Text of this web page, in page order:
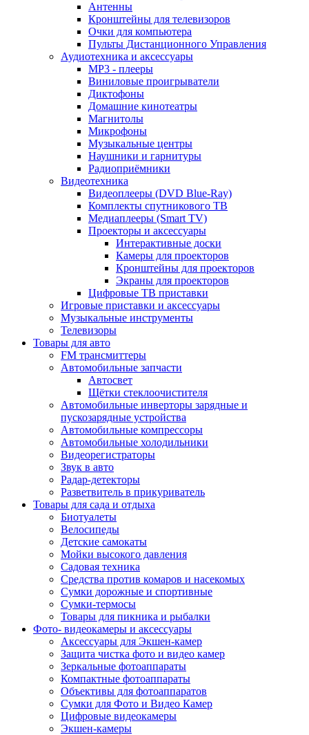
Антенны
Кронштейны для телевизоров
Очки для компьютера
Пульты Дистанционного Управления
Аудиотехника и аксессуары
MP3 - плееры
Виниловые проигрыватели
Диктофоны
Домашние кинотеатры
Магнитолы
Микрофоны
Музыкальные центры
Наушники и гарнитуры
Радиоприёмники
Видеотехника
Видеоплееры (DVD Blue-Ray)
Комплекты спутникового ТВ
Медиаплееры (Smart TV)
Проекторы и аксессуары
Интерактивные доски
Камеры для проекторов
Кронштейны для проекторов
Экраны для проекторов
Цифровые ТВ приставки
Игровые приставки и аксессуары
Музыкальные инструменты
Телевизоры
Товары для авто
FM трансмиттеры
Автомобильные запчасти
Автосвет
Щётки стеклоочистителя
Автомобильные инверторы зарядные и
пускозарядные устройства
Автомобильные компрессоры
Автомобильные холодильники
Видеорегистраторы
Звук в авто
Радар-детекторы
Разветвитель в прикуриватель
Товары для сада и отдыха
Биотуалеты
Велосипеды
Детские самокаты
Мойки высокого давления
Садовая техника
Средства против комаров и насекомых
Сумки дорожные и спортивные
Сумки-термосы
Товары для пикника и рыбалки
Фото- видеокамеры и аксессуары
Аксессуары для Экшен-камер
Защита чистка фото и видео камер
Зеркальные фотоаппараты
Компактные фотоаппараты
Объективы для фотоаппаратов
Сумки для Фото и Видео Камер
Цифровые видеокамеры
Экшен-камеры